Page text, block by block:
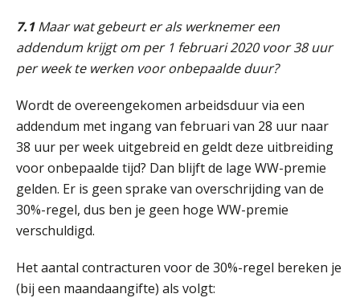
7.1Maar wat gebeurt er als werknemer een
addendum krijgt om per 1 februari 2020 voor 38 uur
per week te werken voor onbepaalde duur?
Wordt de overeengekomen arbeidsduur via een
addendum met ingang van februari van 28 uur naar
38 uur per week uitgebreid en geldt deze uitbreiding
voor onbepaalde tijd? Dan blijft de lage WW-premie
gelden. Er is geen sprake van overschrijding van de
30%-regel, dus ben je geen hoge WW-premie
verschuldigd.
Het aantal contracturen voor de 30%-regel bereken je
(bij een maandaangifte) als volgt:
24
AUG
Module Loonheffingen VPS
Markus Verbeek Praehep
24
AUG
Summercourse Update loonheffingen en arbeidsrecht
MOCuitgevers
25
AUG
Summercourse: Kiezen en loslaten & een mindset die kansen ziet en vertrouwen geeft
MOCuitgevers
AUG
MOCuitgevers